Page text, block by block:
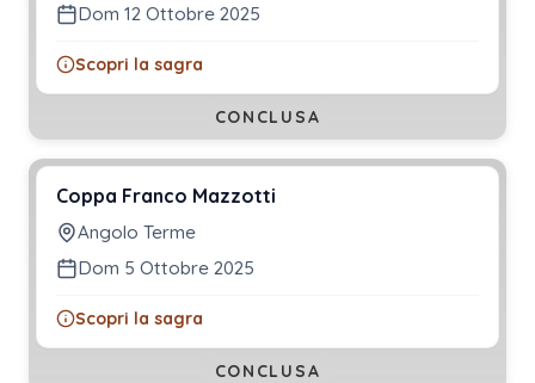
Dom 12 Ottobre 2025
Scopri la sagra
CONCLUSA
Coppa Franco Mazzotti
Angolo Terme
Dom 5 Ottobre 2025
Scopri la sagra
CONCLUSA